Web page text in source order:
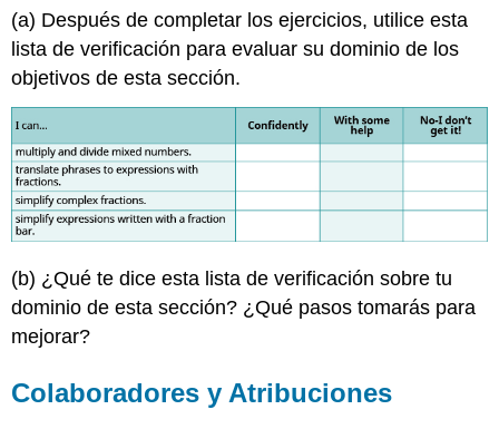
(a) Después de completar los ejercicios, utilice esta
lista de verificación para evaluar su dominio de los
objetivos de esta sección.
(b) ¿Qué te dice esta lista de verificación sobre tu
dominio de esta sección? ¿Qué pasos tomarás para
mejorar?
Colaboradores y Atribuciones